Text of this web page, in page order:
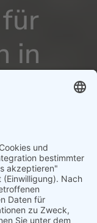
in
für Ihr
Bayern –